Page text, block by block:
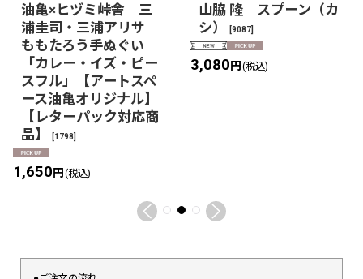
油亀×ヒヅミ峠舎 三
浦圭司・三浦アリサ
ももたろう手ぬぐい
「カレー・イズ・ピー
スフル」【アートスペ
ース油亀オリジナル】
【レターパック対応商
品】
[1798]
1,650円 (税込)
山脇 隆 スプーン（カ
シ）
[9087]
3,080円 (税込)